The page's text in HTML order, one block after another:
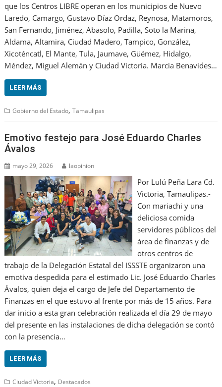
que los Centros LIBRE operan en los municipios de Nuevo
Laredo, Camargo, Gustavo Díaz Ordaz, Reynosa, Matamoros,
San Fernando, Jiménez, Abasolo, Padilla, Soto la Marina,
Aldama, Altamira, Ciudad Madero, Tampico, González,
Xicoténcatl, El Mante, Tula, Jaumave, Güémez, Hidalgo,
Méndez, Miguel Alemán y Ciudad Victoria. Marcia Benavides…
LEER MÁS
Gobierno del Estado,Tamaulipas
Emotivo festejo para José Eduardo Charles
Ávalos
mayo 29, 2026 laopinion
Por Lulú Peña Lara Cd.
Victoria, Tamaulipas.-
Con mariachi y una
deliciosa comida
servidores públicos del
área de finanzas y de
otros centros de
trabajo de la Delegación Estatal del ISSSTE organizaron una
emotiva despedida para el estimado Lic. José Eduardo Charles
Ávalos, quien deja el cargo de Jefe del Departamento de
Finanzas en el que estuvo al frente por más de 15 años. Para
dar inicio a esta gran celebración realizada el día 29 de mayo
del presente en las instalaciones de dicha delegación se contó
con la presencia…
LEER MÁS
Ciudad Victoria, Destacados